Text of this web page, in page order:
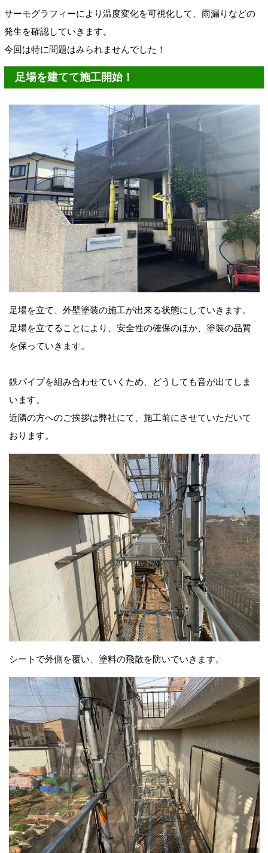
サーモグラフィーにより温度変化を可視化して、雨漏りなどの
発生を確認していきます。
今回は特に問題はみられませんでした！
足場を建てて施工開始！
足場を立て、外壁塗装の施工が出来る状態にしていきます。
足場を立てることにより、安全性の確保のほか、塗装の品質
を保っていきます。
鉄パイプを組み合わせていくため、どうしても音が出てしま
います。
近隣の方へのご挨拶は弊社にて、施工前にさせていただいて
おります。
シートで外側を覆い、塗料の飛散を防いでいきます。